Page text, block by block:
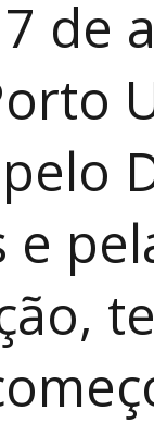
de
e